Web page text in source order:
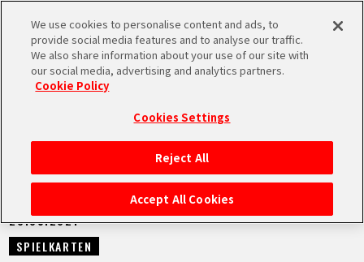
MEN
STARTSEITE
NEUES
NEUES
28.05.2021
SPIELKARTEN
We use cookies to personalise content and ads, to
provide social media features and to analyse our traffic.
We also share information about your use of our site with
our social media, advertising and analytics partners.
Cookie Policy
Cookies Settings
Reject All
Accept All Cookies